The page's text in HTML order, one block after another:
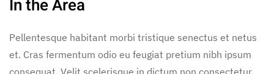
In the Area
Pellentesque habitant morbi tristique senectus et netus
et. Cras fermentum odio eu feugiat pretium nibh ipsum
consequat. Velit scelerisque in dictum non consectetur.